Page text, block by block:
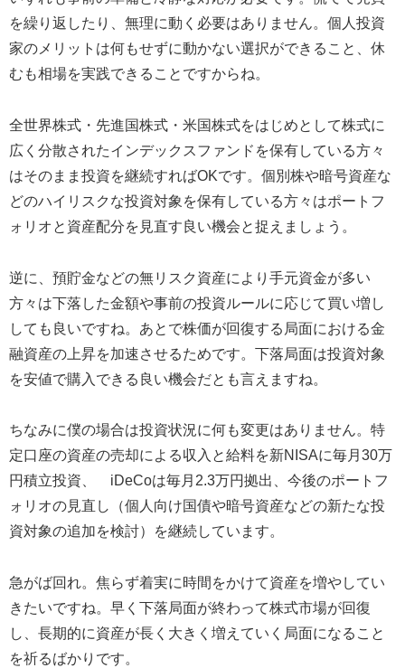
を繰り返したり、無理に動く必要はありません。個人投資
家のメリットは何もせずに動かない選択ができること、休
むも相場を実践できることですからね。
全世界株式・先進国株式・米国株式をはじめとして株式に
広く分散されたインデックスファンドを保有している方々
はそのまま投資を継続すればOKです。個別株や暗号資産な
どのハイリスクな投資対象を保有している方々はポートフ
ォリオと資産配分を見直す良い機会と捉えましょう。
逆に、預貯金などの無リスク資産により手元資金が多い
方々は下落した金額や事前の投資ルールに応じて買い増し
しても良いですね。あとで株価が回復する局面における金
融資産の上昇を加速させるためです。下落局面は投資対象
を安値で購入できる良い機会だとも言えますね。
ちなみに僕の場合は投資状況に何も変更はありません。特
定口座の資産の売却による収入と給料を新NISAに毎月30万
円積立投資、 iDeCoは毎月2.3万円拠出、今後のポートフ
ォリオの見直し（個人向け国債や暗号資産などの新たな投
資対象の追加を検討）を継続しています。
急がば回れ。焦らず着実に時間をかけて資産を増やしてい
きたいですね。早く下落局面が終わって株式市場が回復
し、長期的に資産が長く大きく増えていく局面になること
を祈るばかりです。